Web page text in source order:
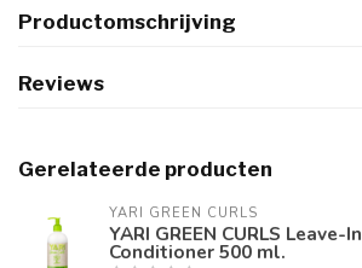
Productomschrijving
Reviews
Gerelateerde producten
YARI GREEN CURLS
YARI GREEN CURLS Leave-In
Conditioner 500 ml.